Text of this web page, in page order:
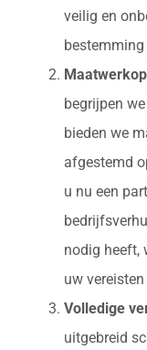
veilig en
begrijpen
bieden we
afgestemd
u nu een
nodig heeft,
uw
Volledige
uitgebreid